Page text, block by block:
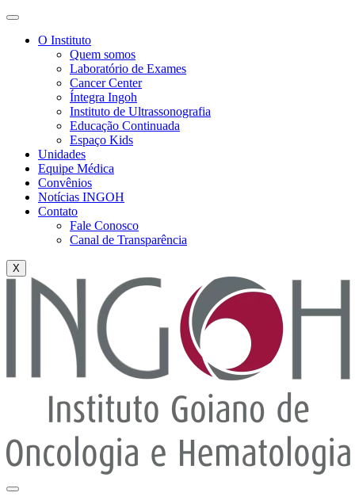
O Instituto
Quem somos
Laboratório de Exames
Cancer Center
Íntegra Ingoh
Instituto de Ultrassonografia
Educação Continuada
Espaço Kids
Unidades
Equipe Médica
Convênios
Notícias INGOH
Contato
Fale Conosco
Canal de Transparência
X